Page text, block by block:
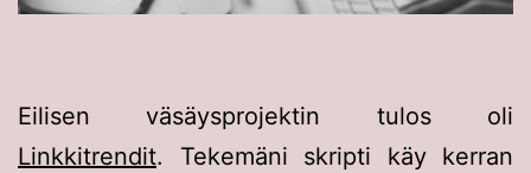
Eilisen väsäysprojektin tulos oli
Linkkitrendit. Tekemäni skripti käy kerran